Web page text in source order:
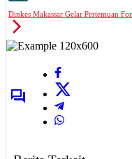
Dinkes Makassar Gelar Pertemuan